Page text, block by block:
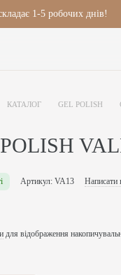
1-5 робочих днів!
КАТАЛОГ GEL POLISH
Артикул: VA13 Написати
для відображення